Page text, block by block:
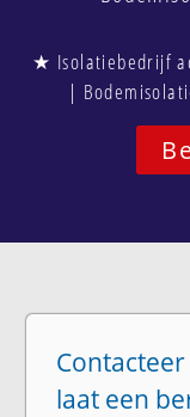
★ Isolatiebedrijf
|
laat een